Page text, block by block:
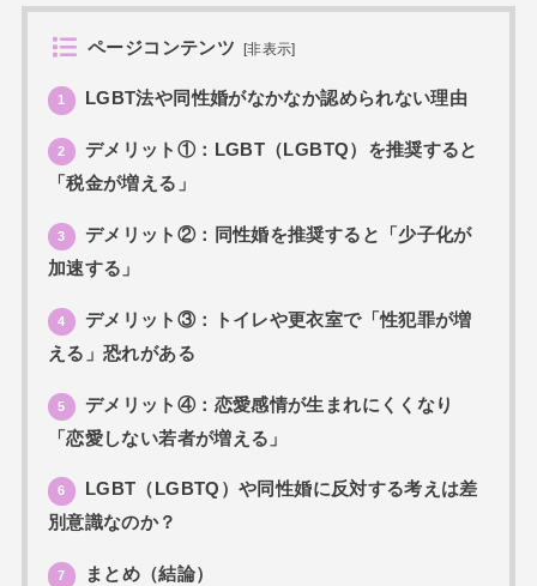
ページコンテンツ [非表示]
1 LGBT法や同性婚がなかなか認められない理由
2
デメリット①：LGBT（LGBTQ）を推奨すると
「税金が増える」
3
デメリット②：同性婚を推奨すると「少子化が
加速する」
4
デメリット③：トイレや更衣室で「性犯罪が増
える」恐れがある
5
デメリット④：恋愛感情が生まれにくくなり
「恋愛しない若者が増える」
6
LGBT（LGBTQ）や同性婚に反対する考えは差
別意識なのか？
7 まとめ（結論）